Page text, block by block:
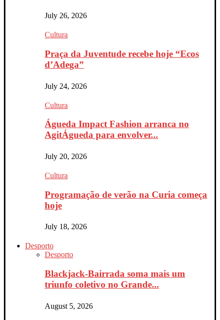
July 26, 2026
Cultura
Praça da Juventude recebe hoje “Ecos
d’Adega”
July 24, 2026
Cultura
Águeda Impact Fashion arranca no
AgitÁgueda para envolver...
July 20, 2026
Cultura
Programação de verão na Curia começa
hoje
July 18, 2026
Desporto
Desporto
Blackjack-Bairrada soma mais um
triunfo coletivo no Grande...
August 5, 2026